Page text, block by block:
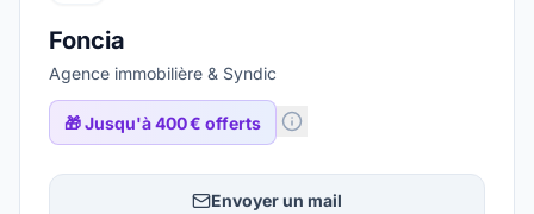
Foncia
Agence immobilière & Syndic
🎁Jusqu'à 400 € offerts
Envoyer un mail